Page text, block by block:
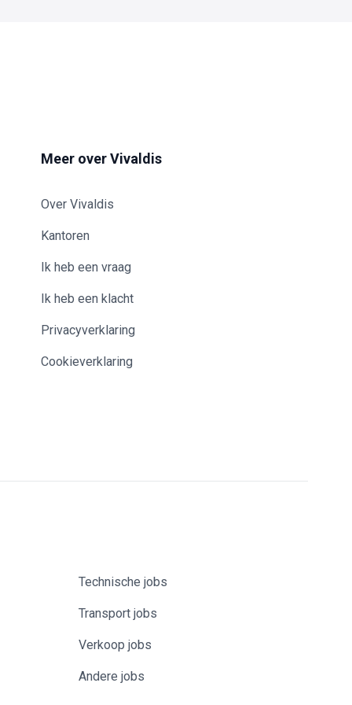
Meer over Vivaldis
Over Vivaldis
Kantoren
Ik heb een vraag
Ik heb een klacht
Privacyverklaring
Cookieverklaring
Technische jobs
Transport jobs
Verkoop jobs
Andere jobs